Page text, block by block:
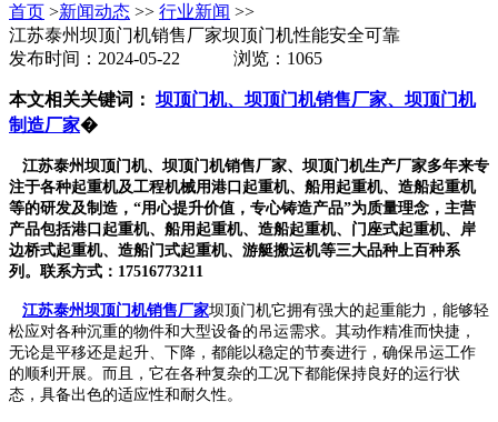
首页 >新闻动态 >> 行业新闻 >>
江苏泰州坝顶门机销售厂家坝顶门机性能安全可靠
发布时间：2024-05-22 浏览：1065
本文相关关键词： 坝顶门机、坝顶门机销售厂家、坝顶门机
制造厂家�
江苏泰州坝顶门机、坝顶门机销售厂家、坝顶门机生产厂家多年来专
注于各种起重机及工程机械用港口起重机、船用起重机、造船起重机
等的研发及制造，“用心提升价值，专心铸造产品”为质量理念，主营
产品包括港口起重机、船用起重机、造船起重机、门座式起重机、岸
边桥式起重机、造船门式起重机、游艇搬运机等三大品种上百种系
列。联系方式：17516773211
江苏泰州坝顶门机销售厂家坝顶门机它拥有强大的起重能力，能够轻
松应对各种沉重的物件和大型设备的吊运需求。其动作精准而快捷，
无论是平移还是起升、下降，都能以稳定的节奏进行，确保吊运工作
的顺利开展。而且，它在各种复杂的工况下都能保持良好的运行状
态，具备出色的适应性和耐久性。